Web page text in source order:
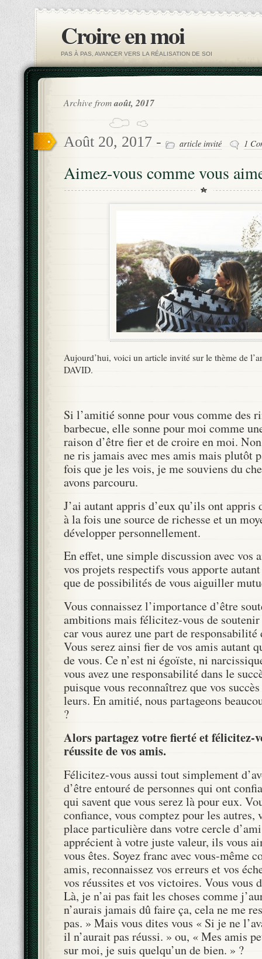
Croire en moi
PAS À PAS, AVANCER VERS LA RÉALISATION DE SOI
Archive fromaoût, 2017
Août 20, 2017 - article invité 1
Aimez-vous comme vous
Aujourd’hui, voici un article invité sur le thème de
DAVID.
Si l’amitié sonne pour vous comme des
barbecue, elle sonne pour moi comme
raison d’être fier et de croire en moi.
ne ris jamais avec mes amis mais plutôt
fois que je les vois, je me souviens du
avons parcouru.
J’ai autant appris d’eux qu’ils ont appris
à la fois une source de richesse et un
développer personnellement.
En effet, une simple discussion avec vos
vos projets respectifs vous apporte
que de possibilités de vous aiguiller
Vous connaissez l’importance d’être
ambitions mais félicitez-vous de soutenir
car vous aurez une part de responsabilité
Vous serez ainsi fier de vos amis autant
de vous. Ce n’est ni égoïste, ni
vous avez une responsabilité dans le
puisque vous reconnaîtrez que vos
leurs. En amitié, nous partageons
?
Alors partagez votre fierté et félicitez-
réussite de vos amis.
Félicitez-vous aussi tout simplement
d’être entouré de personnes qui ont
qui savent que vous serez là pour eux.
confiance, vous comptez pour les autres,
place particulière dans votre cercle
apprécient à votre juste valeur, ils vous
vous êtes. Soyez franc avec vous-même
amis, reconnaissez vos erreurs et vos
vos réussites et vos victoires. Vous vous
Là, je n’ai pas fait les choses comme
n’aurais jamais dû faire ça, cela ne me
pas. » Mais vous dites vous « Si je ne
il n’aurait pas réussi. » ou, « Mes amis
sur moi, je suis quelqu’un de bien. » ?